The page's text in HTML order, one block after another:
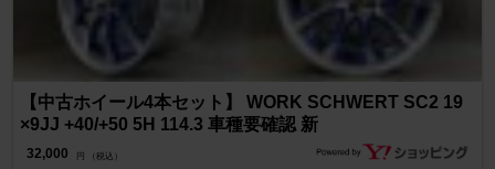
【中古ホイール4本セット】 WORK SCHWERT SC2 19
×9JJ +40/+50 5H 114.3 車種要確認 新
32,000 円 （税込）